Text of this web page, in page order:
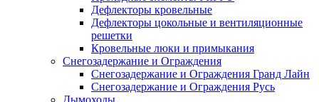
Дефлекторы кровельные
Дефлекторы цокольные и вентиляционные
решетки
Кровельные люки и примыкания
Снегозадержание и Ограждения
Снегозадержание и Ограждения Гранд Лайн
Снегозадержание и Ограждения Русь
Дымоходы